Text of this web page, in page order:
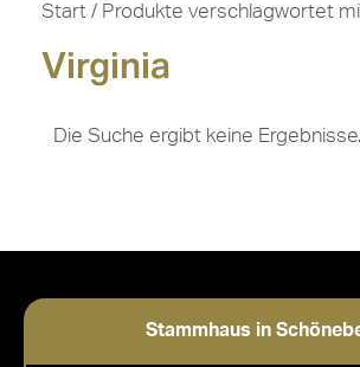
Start / Produkte verschlagwortet mit
Virginia
Die Suche ergibt keine Ergebnisse.
Stammhaus in